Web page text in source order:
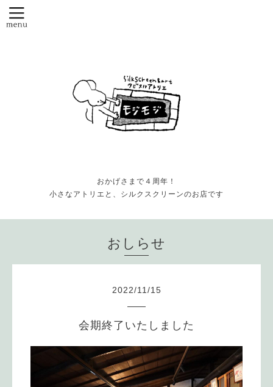
おかげさまで４周年！
小さなアトリエと、シルクスクリーンのお店です
おしらせ
2022/11 /15
会期終了いたしました